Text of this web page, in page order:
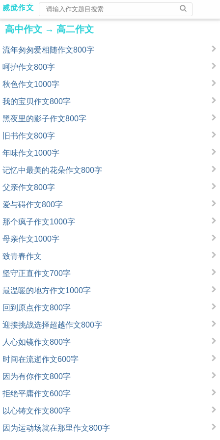
高中作文 → 高二作文
流年匆匆爱相随作文800字
呵护作文800字
秋色作文1000字
我的宝贝作文800字
黑夜里的影子作文800字
旧书作文800字
年味作文1000字
记忆中最美的花朵作文800字
父亲作文800字
爱与碍作文800字
那个疯子作文1000字
母亲作文1000字
致青春作文
坚守正直作文700字
最温暖的地方作文1000字
回到原点作文800字
迎接挑战选择超越作文800字
人心如镜作文800字
时间在流逝作文600字
因为有你作文800字
拒绝平庸作文600字
以心铸文作文800字
因为运动场就在那里作文800字